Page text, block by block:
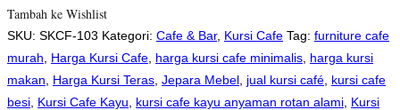
Tambah ke Wishlist
SKU: SKCF-103 Kategori: Cafe & Bar, Kursi Cafe Tag: furniture cafe
murah
Harga Kursi Cafe harga kursi cafe minimalis harga kursi
makan
Harga Kursi Teras Jepara Mebel jual kursi café kursi cafe
besi Kursi Cafe Kayu kursi cafe kayu anyaman rotan alami Kursi